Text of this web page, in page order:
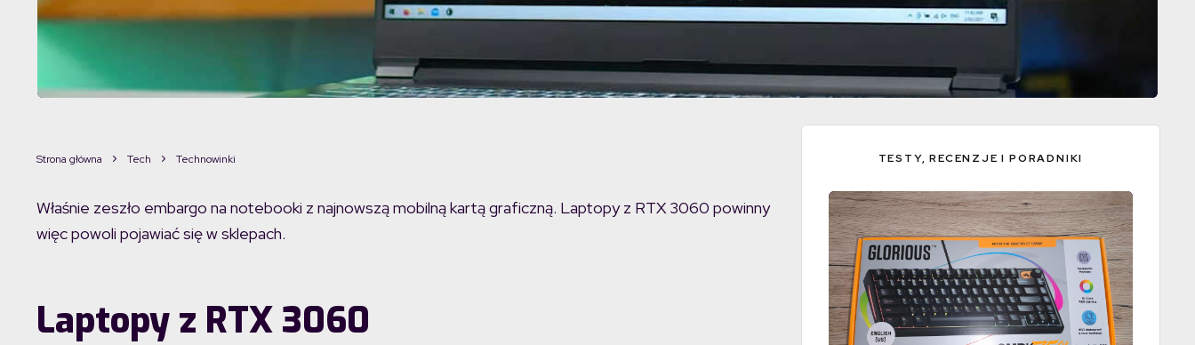
Strona główna Tech Technowinki
Właśnie zeszło embargo na notebooki z najnowszą mobilną kartą graficzną. Laptopy z RTX 3060 powinny
więc powoli pojawiać się w sklepach.
Laptopy z RTX 3060
TESTY, RECENZJE I PORADNIKI